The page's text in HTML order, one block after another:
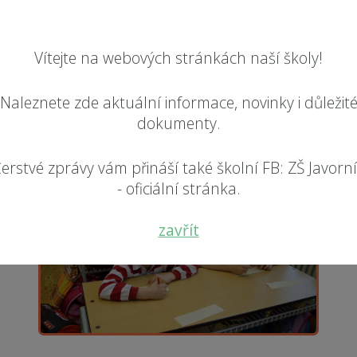
Vítejte na webových stránkách naší školy!
Naleznete zde aktuální informace, novinky i důležité
dokumenty.
zprávy vám přináší také školní FB: ZŠ
- oficiální stránka.
zavřít